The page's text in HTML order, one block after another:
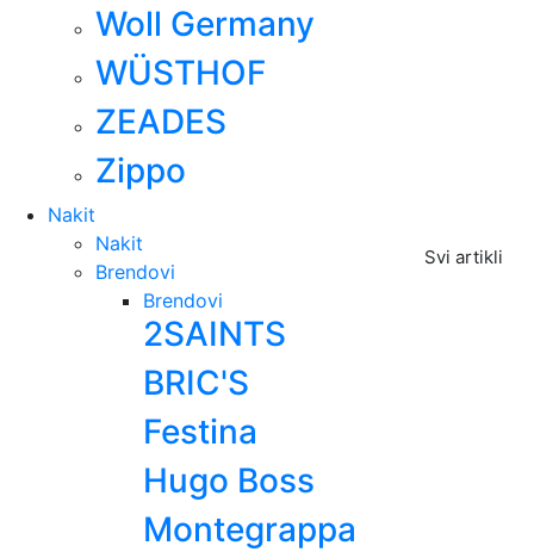
Woll Germany
WÜSTHOF
ZEADES
Zippo
Nakit
Svi artikli
Nakit
Brendovi
Brendovi
2SAINTS
BRIC'S
Festina
Hugo Boss
Montegrappa